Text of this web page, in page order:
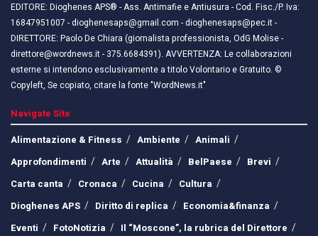
EDITORE: Dioghenes APS® - Ass. Antimafie e Antiusura - Cod. Fisc./P. Iva:
16847951007 - dioghenesaps@gmail.com - dioghenesaps@pec.it - ​​
DIRETTORE: Paolo De Chiara (giornalista professionista, OdG Molise -
direttore@wordnews.it - ​​375.6684391). AVVERTENZA: Le collaborazioni
esterne si intendono esclusivamente a titolo Volontario e Gratuito. ©
Copyleft, Se copiato, citare la fonte "WordNews.it"
Navigate Site
Alimentazione & Fitness
Ambiente
Animali
Approfondimenti
Arte Attualità BelPaese
Brevi
Carta canta
Cronaca Cucina
Cultura
Dioghenes APS
Diritto di replica
Economia&finanza
Eventi
FotoNotizia
Il “Moscone”, la rubrica del Direttore